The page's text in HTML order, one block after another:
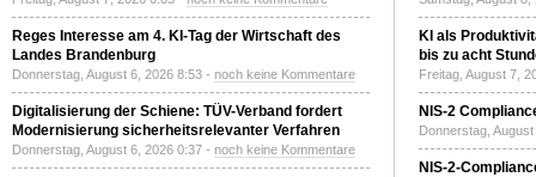
Reges Interesse am 4. KI-Tag der Wirtschaft des
Landes Brandenburg
Donnerstag, August 6, 2026 8:53 - noch keine Kommentare
Digitalisierung der Schiene: TÜV-Verband fordert
Modernisierung sicherheitsrelevanter Verfahren
Donnerstag, August 6, 2026 0:37 - noch keine Kommentare
KI als
bis zu acht
Freitag, August 7,
NIS-2
Donnerstag,
NIS-2-